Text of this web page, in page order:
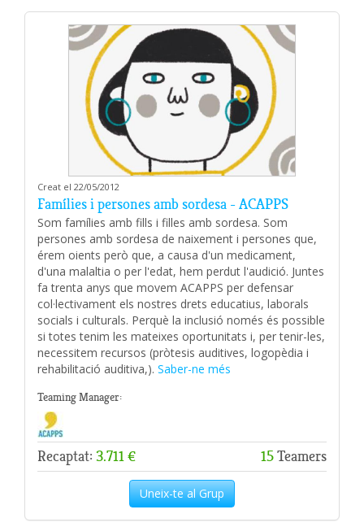
Creat el 22/05/2012
Famílies i persones amb sordesa - ACAPPS
Som famílies amb fills i filles amb sordesa. Som
persones amb sordesa de naixement i persones que,
érem oients però que, a causa d'un medicament,
d'una malaltia o per l'edat, hem perdut l'audició. Juntes
fa trenta anys que movem ACAPPS per defensar
col·lectivament els nostres drets educatius, laborals
socials i culturals. Perquè la inclusió només és possible
si totes tenim les mateixes oportunitats i, per tenir-les,
necessitem recursos (pròtesis auditives, logopèdia i
rehabilitació auditiva,). Saber-ne més
Teaming Manager:
Recaptat: 3.711 € 15Teamers
Uneix-te al Grup